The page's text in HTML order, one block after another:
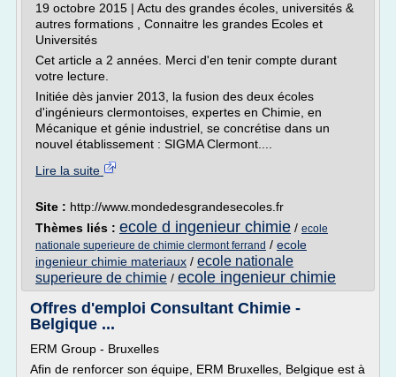
19 octobre 2015 | Actu des grandes écoles, universités &
autres formations , Connaitre les grandes Ecoles et
Universités
Cet article a 2 années. Merci d'en tenir compte durant
votre lecture.
Initiée dès janvier 2013, la fusion des deux écoles
d'ingénieurs clermontoises, expertes en Chimie, en
Mécanique et génie industriel, se concrétise dans un
nouvel établissement : SIGMA Clermont....
Lire la suite
Site : http://www.mondedesgrandesecoles.fr
Thèmes liés : ecole d ingenieur chimie / ecole
nationale superieure de chimie clermont ferrand / ecole
ingenieur chimie materiaux / ecole nationale
superieure de chimie / ecole ingenieur chimie
Offres d'emploi Consultant Chimie -
Belgique ...
ERM Group - Bruxelles
Afin de renforcer son équipe, ERM Bruxelles, Belgique est à